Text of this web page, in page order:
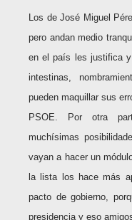
Los de José Miguel
pero andan medio
en el país les justifica
intestinas,
pueden maquillar sus
PSOE. Por otra
muchísimas
vayan a hacer un
la lista los hace más
pacto de gobierno,
presidencia y eso